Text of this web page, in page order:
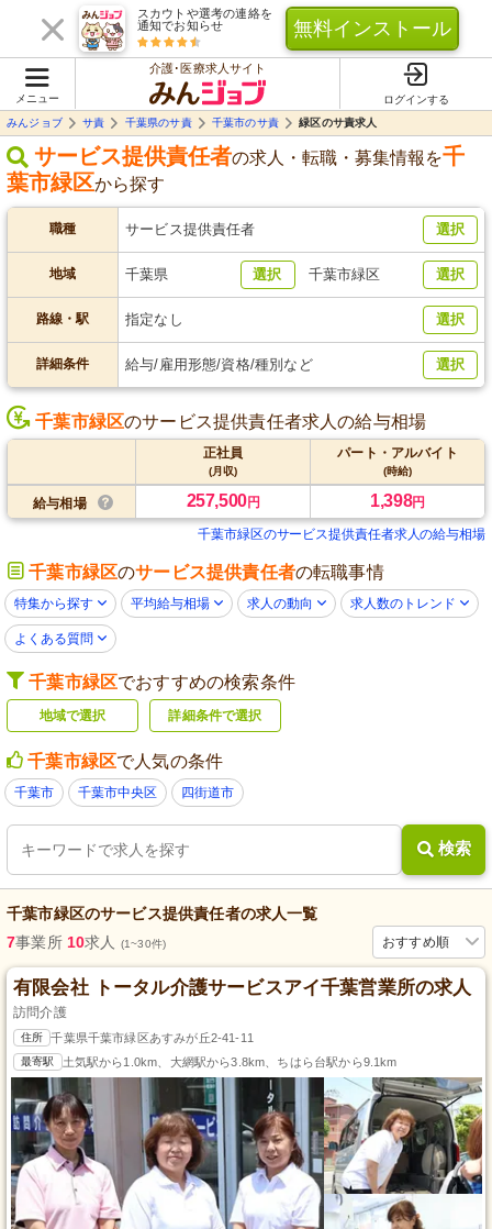
スカウトや選考の連絡を
通知でお知らせ
無料インストール
メニュー
介護･医療求人サイト
ログインする
みんジョブ
サ責 千葉県のサ責 千葉市のサ責 緑区のサ責求人
サービス提供責任者の求人・転職・募集情報を千
葉市緑区から探す
職種 サービス提供責任者 選択
地域 千葉県 選択 千葉市緑区 選択
路線・駅 指定なし 選択
詳細条件 給与/雇用形態/資格/種別など 選択
千葉市緑区のサービス提供責任者求人の給与相場
正社員
(月収)
パート・アルバイト
(時給)
給与相場 257,500円 1,398円
千葉市緑区のサービス提供責任者求人の給与相場
千葉市緑区のサービス提供責任者の転職事情
特集から探す 平均給与相場 求人の動向 求人数のトレンド
よくある質問
千葉市緑区でおすすめの検索条件
地域で選択 詳細条件で選択
千葉市緑区で人気の条件
千葉市 千葉市中央区 四街道市
検索
千葉市緑区のサービス提供責任者の求人一覧
おすすめ順
7事業所 10求人 (1~30件)
有限会社 トータル介護サービスアイ千葉営業所の求人
訪問介護
住所 千葉県千葉市緑区あすみが丘2-41-11
最寄駅 土気駅から1.0km、大網駅から3.8km、ちはら台駅から9.1km